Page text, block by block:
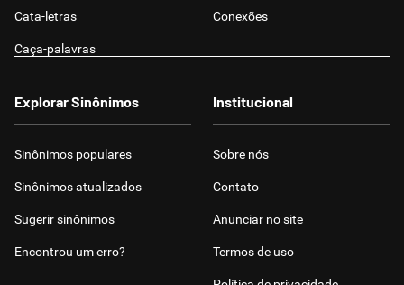
Cata-letras Conexões
Caça-palavras
Explorar Sinônimos
Sinônimos populares
Sinônimos atualizados
Sugerir sinônimos
Encontrou um erro?
Institucional
Sobre nós
Contato
Anunciar no site
Termos de uso